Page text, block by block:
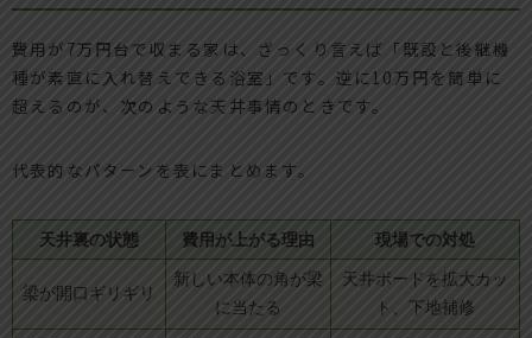
費用が7万円台で収まる家は、ざっくり言えば「既設と後継機
種が素直に入れ替えできる浴室」です。逆に10万円を簡単に
超えるのが、次のような天井事情のときです。
代表的なパターンを表にまとめます。
天井裏の状態 費用が上がる理由 現場での対処
梁が開口ギリギリ
新しい本体の角が梁
に当たる
天井ボードを拡大カッ
ト、下地補修